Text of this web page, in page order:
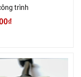
trình